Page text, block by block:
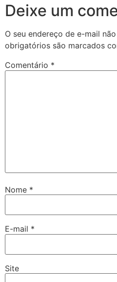
Deixe um
O seu endereço de e-mail
obrigatórios são marcados
Comentário *
Nome *
E-mail *
Site